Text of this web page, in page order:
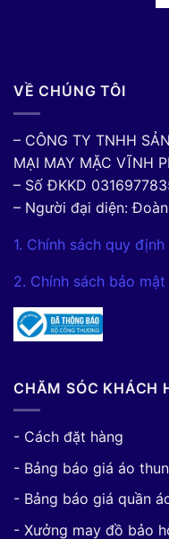
VỀ CHÚNG TÔI
– CÔNG TY TNHH
MẠI MAY MẶC VĨNH
– Số ĐKKD
– Người đại diện:
1. Chính sách quy định
2. Chính sách bảo
CHĂM SÓC KHÁCH
- Cách đặt hàng
- Bảng báo giá áo thun
- Bảng báo giá quần
- Xưởng may đồ bảo